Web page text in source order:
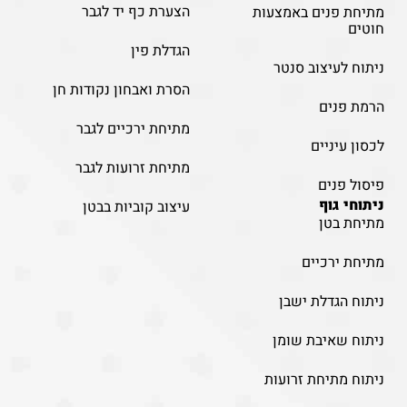
מתיחת פנים באמצעות
חוטים
ניתוח לעיצוב סנטר
הרמת פנים
לכסון עיניים
פיסול פנים
ניתוחי גוף
מתיחת בטן
מתיחת ירכיים
ניתוח הגדלת ישבן
ניתוח שאיבת שומן
ניתוח מתיחת זרועות
הצערת כף יד לגבר
הגדלת פין
הסרת ואבחון נקודות חן
מתיחת ירכיים לגבר
מתיחת זרועות לגבר
עיצוב קוביות בבטן